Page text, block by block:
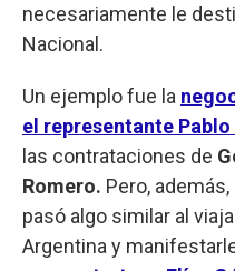
necesariamente le
Nacional.
Un ejemplo fue la
el representante
las contrataciones de
Romero. Pero,
pasó algo similar al
Argentina y